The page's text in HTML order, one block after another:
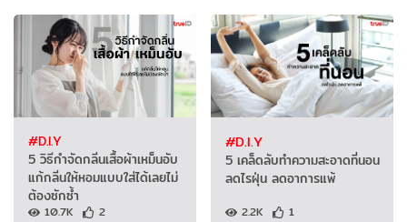
#D.I.Y
5 วิธีกำจัดกลิ่นเสื้อผ้าเหม็นอับ
แก้กลิ่นให้หอมแบบใส่ได้เลยไม่
ต้องซักซ้ำ
10.7K 2
#D.I.Y
5 เคล็ดลับทำความสะอาดที่นอน
ลดไรฝุ่น ลดอาการแพ้
2.2K 1